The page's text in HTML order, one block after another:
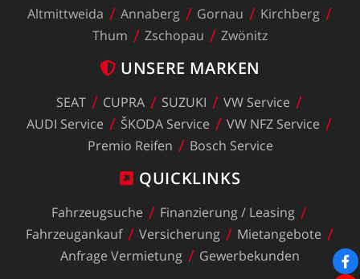
Altmittweida Annaberg Gornau
Kirchberg
Thum
Zschopau Zwönitz
UNSERE MARKEN
SEAT CUPRA SUZUKI VW Service
AUDI Service ŠKODA Service VW NFZ Service
Premio Reifen Bosch Service
QUICKLINKS
Fahrzeugsuche Finanzierung/ Leasing
Fahrzeugankauf
Versicherung
Mietangebote
Anfrage Vermietung Gewerbekunden